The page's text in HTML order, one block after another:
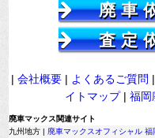
廃車
査定
| 会社概要 | よくあるご質問 |
イトマップ| 福岡
廃車マックス関連サイト
九州地方 | 廃車マックスオフィシャル 福